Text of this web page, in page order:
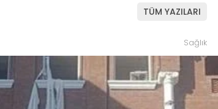
TÜM YAZILARI
Sağlık